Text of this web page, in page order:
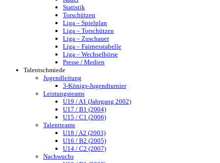
Statistik
Torschützen
Liga – Spielplan
Liga – Torschützen
Liga – Zuschauer
Liga – Fairnesstabelle
Liga – Wechselbörse
Presse / Medien
Talentschmiede
Jugendleitung
3-Königs-Jugendturnier
Leistungsteams
U19 / A1 (Jahrgang 2002)
U17 / B1 (2004)
U15 / C1 (2006)
Talentteams
U18 / A2 (2003)
U16 / B2 (2005)
U14 / C2 (2007)
Nachwuchs